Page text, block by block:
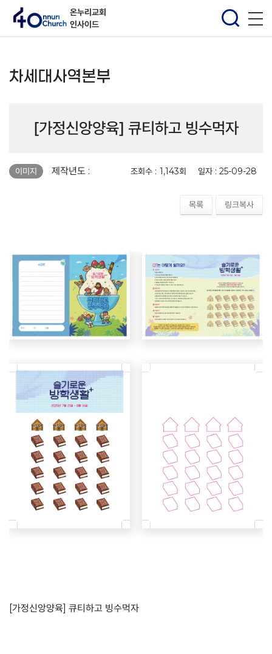
온누리교회
인사이드
차세대사역본부
[가정신앙양육] 큐티하고 빙수먹자
이미지 제작년도 : 조회수 : 1,143회 일자 : 25-09-28
목록 링크복사
[가정신앙양육] 큐티하고 빙수먹자